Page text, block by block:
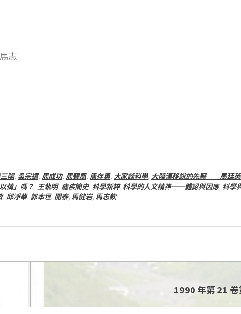
志
陽, 吳宗遠, 周成功, 周碧凰, 唐存勇, 大家談科學, 大陸漂移說的先驅──馬廷
情」嗎？, 王執明, 瘧疾簡史, 科學新粹, 科學的人文精神──體認與因應, 科學
, 邱淨華, 郭本垣, 開泰, 馬健岩, 馬志欽
1990 年第 21